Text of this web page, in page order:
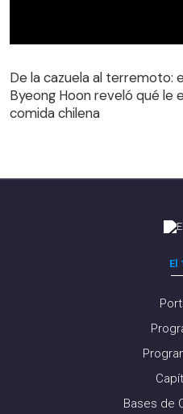
De la cazuela al terremoto:
Byeong Hoon reveló qué le
comida chilena
El
Bases de